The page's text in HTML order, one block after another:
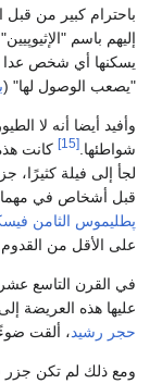
باحترام كبير من
إليهم باسم
يسكنها أي شخص عدا
"يصعب الوصول لها" (
وأفيد أيضا أنه لا
شواطئها. [15] كانت
لجأ إلى فيلة كثيرًا،
قبل أشخاص في مهمات
پطليموس الثامن
على الأقل من
في القرن التاسع
عليها هذه العريضة إلى
حجر رشيد، ألقت
ومع ذلك لم تكن جزر